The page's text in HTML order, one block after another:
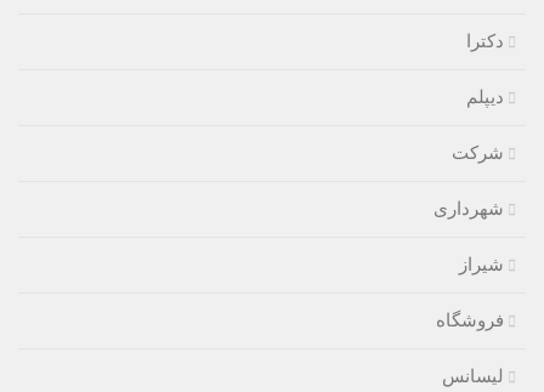
دکترا
دیپلم
شرکت
شهرداری
شیراز
فروشگاه
لیسانس